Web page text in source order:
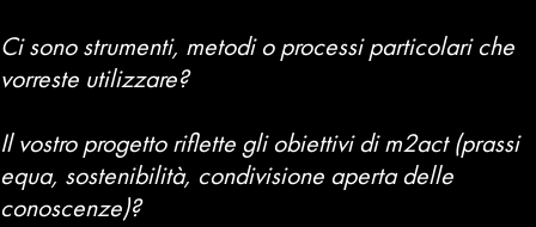
Ci sono strumenti, metodi o processi particolari che
vorreste utilizzare?
Il vostro progetto riflette gli obiettivi di m2act (prassi
equa, sostenibilità, condivisione aperta delle
conoscenze)?